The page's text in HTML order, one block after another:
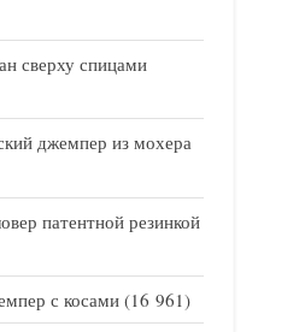
сверху спицами
джемпер из мохера
патентной резинкой
с косами (16 961)